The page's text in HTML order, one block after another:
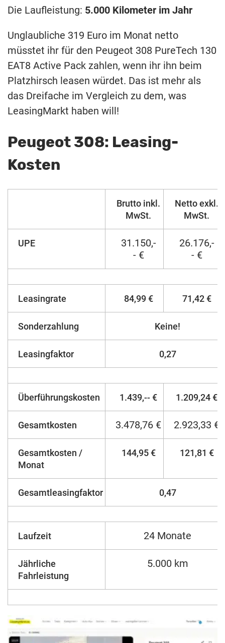
Die Laufleistung: 5.000 Kilometer im Jahr
Unglaubliche 319 Euro im Monat netto
müsstet ihr für den Peugeot 308 PureTech 130
EAT8 Active Pack zahlen, wenn ihr ihn beim
Platzhirsch leasen würdet. Das ist mehr als
das Dreifache im Vergleich zu dem, was
LeasingMarkt haben will!
Peugeot 308: Leasing-
Kosten
Brutto inkl.
MwSt.
Netto exkl.
MwSt.
UPE
31.150,-
- €
26.176,-
- €
Leasingrate 84,99 € 71,42 €
Sonderzahlung Keine!
Leasingfaktor 0,27
Überführungskosten 1.439,-- € 1.209,24 €
Gesamtkosten 3.478,76 € 2.923,33 €
Gesamtkosten /
Monat
144,95 € 121,81 €
Gesamtleasingfaktor 0,47
Laufzeit 24 Monate
Jährliche
Fahrleistung
5.000 km